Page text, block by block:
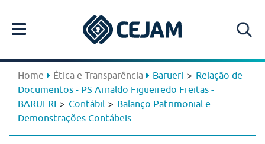
Home Ética e Transparência Barueri > Relação de
Documentos - PS Arnaldo Figueiredo Freitas -
BARUERI > Contábil > Balanço Patrimonial e
Demonstrações Contábeis